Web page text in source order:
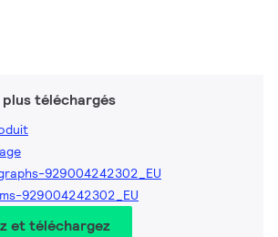
téléchargés
929004242302_EU
929004242302_EU
et téléchargez